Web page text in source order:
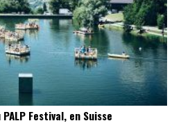
Festival, en Suisse